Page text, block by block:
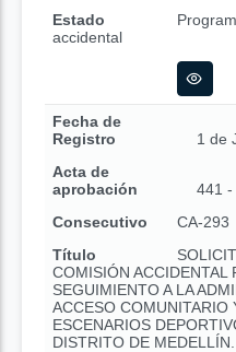
Estado
accidental
Fecha de
Registro
1 de
Acta de
aprobación
441 -
Consecutivo
CA-293
Título
COMISIÓN ACCIDENTAL
SEGUIMIENTO A LA
ACCESO COMUNITARIO
ESCENARIOS
DISTRITO DE MEDELLÍN.